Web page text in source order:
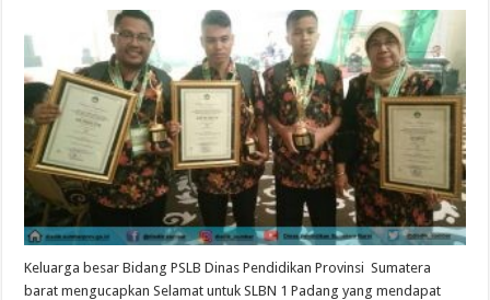
Keluarga besar Bidang PSLB Dinas Pendidikan Provinsi Sumatera
barat mengucapkan Selamat untuk SLBN 1 Padang yang mendapat